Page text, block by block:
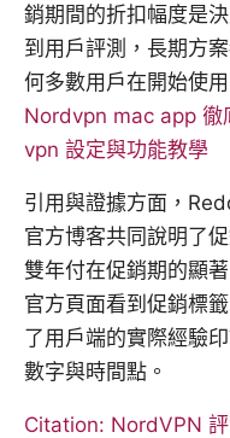
銷期間的折扣幅度是
到用戶評測，長期方
何多數用戶在開始使
Nordvpn mac app 徹
vpn 設定與功能教學
引用與證據方面，
官方博客共同說明了
雙年付在促銷期的顯
官方頁面看到促銷標
了用戶端的實際經驗
數字與時間點。
Citation: NordVPN